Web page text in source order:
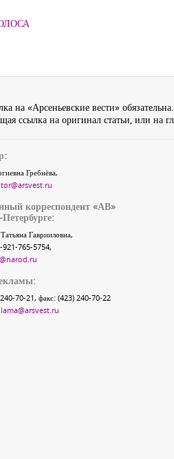
на «Арсеньевские вести» обязательна.
ссылка на оригинал статьи, или на
Гребнёва,
корреспондент «АВ»
Гаврииловна,
921-765-5754,
70-21, факс: (423) 240-70-22